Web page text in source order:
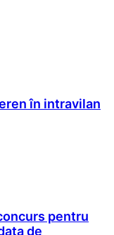
în intravilan
pentru
de